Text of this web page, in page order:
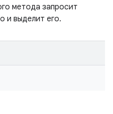
метода запросит
и выделит его.